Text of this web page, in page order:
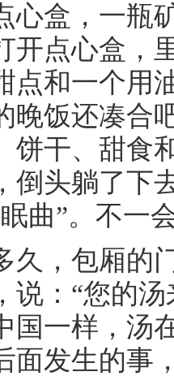
心盒，一瓶
开点心盒，
点和一个用
晚饭还凑合
饼干、甜食
倒头躺了下
曲”。不一
，包厢的门
说：“您的
国一样，汤
面发生的事